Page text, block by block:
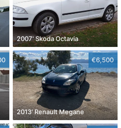
2007' Skoda Octavia
€6,500
2013' Renault Megane